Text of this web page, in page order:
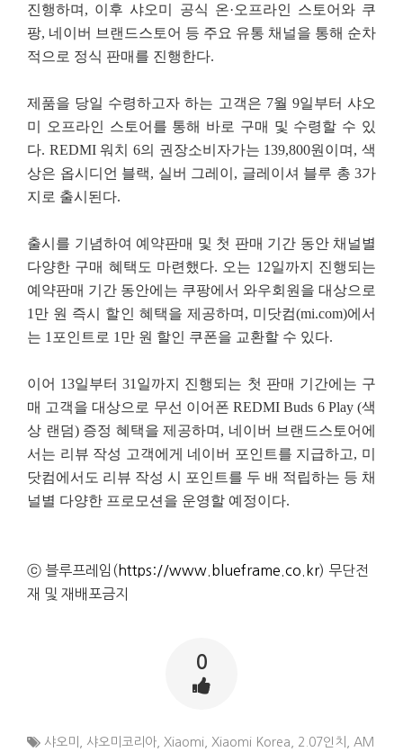
진행하며, 이후 샤오미 공식 온·오프라인 스토어와 쿠
팡, 네이버 브랜드스토어 등 주요 유통 채널을 통해 순차
적으로 정식 판매를 진행한다.
제품을 당일 수령하고자 하는 고객은 7월 9일부터 샤오
미 오프라인 스토어를 통해 바로 구매 및 수령할 수 있
다. REDMI 워치 6의 권장소비자가는 139,800원이며, 색
상은 옵시디언 블랙, 실버 그레이, 글레이셔 블루 총 3가
지로 출시된다.
출시를 기념하여 예약판매 및 첫 판매 기간 동안 채널별
다양한 구매 혜택도 마련했다. 오는 12일까지 진행되는
예약판매 기간 동안에는 쿠팡에서 와우회원을 대상으로
1만 원 즉시 할인 혜택을 제공하며, 미닷컴(mi.com)에서
는 1포인트로 1만 원 할인 쿠폰을 교환할 수 있다.
이어 13일부터 31일까지 진행되는 첫 판매 기간에는 구
매 고객을 대상으로 무선 이어폰 REDMI Buds 6 Play (색
상 랜덤) 증정 혜택을 제공하며, 네이버 브랜드스토어에
서는 리뷰 작성 고객에게 네이버 포인트를 지급하고, 미
닷컴에서도 리뷰 작성 시 포인트를 두 배 적립하는 등 채
널별 다양한 프로모션을 운영할 예정이다.
ⓒ 블루프레임( https://www.blueframe.co.kr) 무단전
재 및 재배포금지
0
샤오미 샤오미코리아 Xiaomi Xiaomi Korea 2.07인치
AM